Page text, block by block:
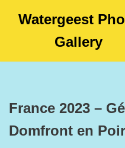
content
Watergeest
Gallery
France 2023 –
Domfront en